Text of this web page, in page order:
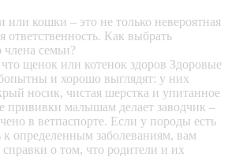
или кошки – это не только невероятная
ответственность. Как выбрать
члена семьи?
что щенок или котенок здоров Здоровые
и хорошо выглядят: у них
носик, чистая шерстка и упитанное
прививки малышам делает заводчик –
в ветпаспорте. Если у породы есть
к определенным заболеваниям, вам
о том, что родители и их